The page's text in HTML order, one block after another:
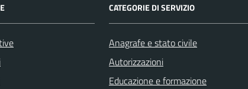
CATEGORIE DI SERVIZIO
Anagrafe e stato civile
Autorizzazioni
Educazione e formazione